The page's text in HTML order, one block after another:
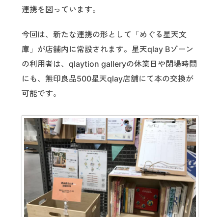
連携を図っています。
今回は、新たな連携の形として「めぐる星天文
庫」が店舗内に常設されます。星天qlay Bゾーン
の利用者は、qlaytion galleryの休業日や閉場時間
にも、無印良品500星天qlay店舗にて本の交換が
可能です。